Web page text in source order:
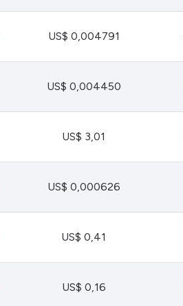
US$ 0,004791
US$ 0,004450
US$ 3,01
US$ 0,000626
US$ 0,41
US$ 0,16